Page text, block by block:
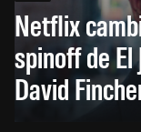
Netflix
spinoff de El
David